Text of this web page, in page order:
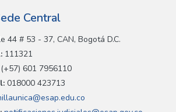
Central
44 # 53 - 37, CAN, Bogotá D.C.
111321
(+57) 601 7956110
018000 423713